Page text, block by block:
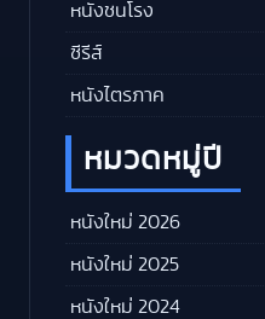
หนังชนโรง
ซีรีส์
หนังไตรภาค
หมวดหมู่ปี
หนังใหม่ 2026
หนังใหม่ 2025
หนังใหม่ 2024